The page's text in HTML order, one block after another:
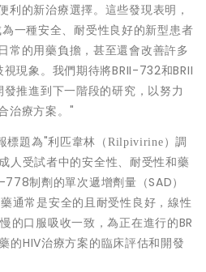
利的新治療選擇。這些發現表明，
一種安全、耐受性良好的新型患者
常的用藥負擔，甚至還會改善許多
現象。我們期待將BRII-732和BRII
推進到下一階段的研究，以努力
治療方案。"
標題為"利匹韋林（Rilpivirine）調
人受試者中的安全性、耐受性和藥
制劑的單次遞增劑量（SAD）
通常是安全的且耐受性良好，線性
的口服吸收一致，為正在進行的BR
的HIV治療方案的臨床評估和開發